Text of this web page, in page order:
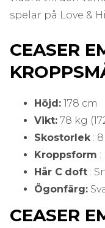
spelar på Love &
CEASER
Höjd: 178 cm
Vikt: 78 kg
Skostorlek: 8
Kroppsform
Hår C doft :
Ögonfärg:
CEASER